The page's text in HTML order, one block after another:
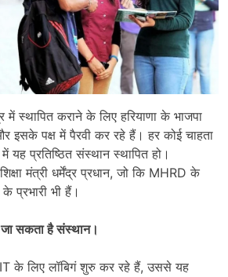
स्थापित कराने के लिए हरियाणा के भाजपा
इसके पक्ष में पैरवी कर रहे हैं। हर कोई चाहता
प्रतिष्ठित संस्थान स्थापित हो।
मंत्री धर्मेंद्र प्रधान, जो कि MHRD के
प्रभारी भी हैं।
सकता है संस्थान।
के लिए लॉबिगं शुरु कर रहे हैं, उससे यह